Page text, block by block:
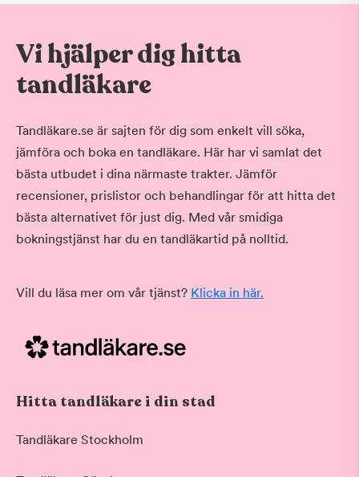
Vi hjälper dig hitta
tandläkare
Tandläkare.se är sajten för dig som enkelt vill söka,
jämföra och boka en tandläkare. Här har vi samlat det
bästa utbudet i dina närmaste trakter. Jämför
recensioner, prislistor och behandlingar för att hitta det
bästa alternativet för just dig. Med vår smidiga
bokningstjänst har du en tandläkartid på nolltid.
Vill du läsa mer om vår tjänst? Klicka in här.
Hitta tandläkare i din stad
Tandläkare Stockholm